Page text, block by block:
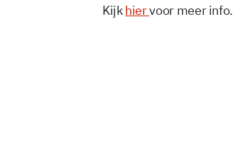
Kijkhiervoor meer info.